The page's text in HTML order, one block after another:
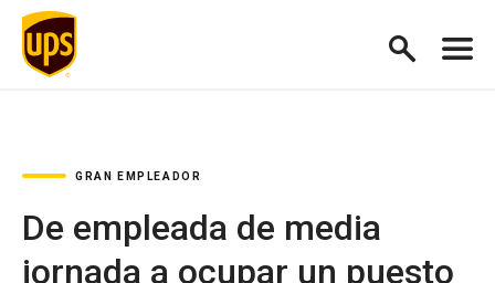
GRAN EMPLEADOR
De empleada de media
jornada a ocupar un puesto